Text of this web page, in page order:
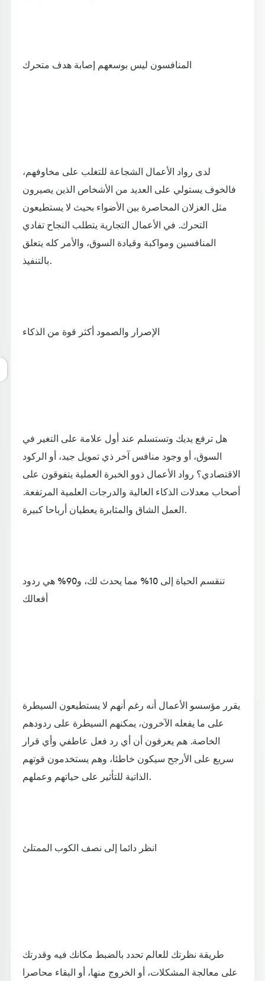
المنافسون ليس بوسعهم إصابة هدف متحرك
لدى رواد الأعمال الشجاعة للتغلب على مخاوفهم،
فالخوف يستولي على العديد من الأشخاص الذين يصيرون
مثل الغزلان المحاصرة بين الأضواء بحيث لا يستطيعون
التحرك. في الأعمال التجارية يتطلب النجاح تفادي
المنافسين ومواكبة وقيادة السوق، والأمر كله يتعلق
بالتنفيذ.
الإصرار والصمود أكثر قوة من الذكاء
هل ترفع يديك وتستسلم عند أول علامة على التغير في
السوق، أو وجود منافس آخر ذي تمويل جيد، أو الركود
الاقتصادي؟ رواد الأعمال ذوو الخبرة العملية يتفوقون على
أصحاب معدلات الذكاء العالية والدرجات العلمية المرتفعة.
العمل الشاق والمثابرة يعطيان أرباحا كبيرة.
تنقسم الحياة إلى 10% مما يحدث لك، و90% هي ردود
أفعالك
يقرر مؤسسو الأعمال أنه رغم أنهم لا يستطيعون السيطرة
على ما يفعله الآخرون، يمكنهم السيطرة على ردودهم
الخاصة. هم يعرفون أن أي رد فعل عاطفي وأي قرار
سريع على الأرجح سيكون خاطئا، وهم يستخدمون قوتهم
الذاتية للتأثير على حياتهم وعملهم.
انظر دائما إلى نصف الكوب الممتلئ
طريقة نظرتك للعالم تحدد بالضبط مكانك فيه وقدرتك
على معالجة المشكلات، أو الخروج منها، أو البقاء محاصرا